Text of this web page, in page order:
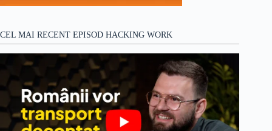
CEL MAI RECENT EPISOD HACKING WORK